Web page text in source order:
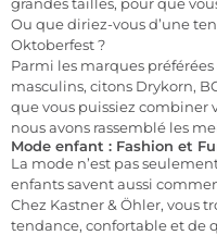
Ou que diriez-vous d’une
Oktoberfest ?
Parmi les marques
masculins, citons Drykorn,
que vous puissiez combiner
nous avons rassemblé les
Mode enfant : Fashion et
La mode n’est pas
enfants savent aussi
Chez Kastner & Öhler, vous
tendance, confortable et de